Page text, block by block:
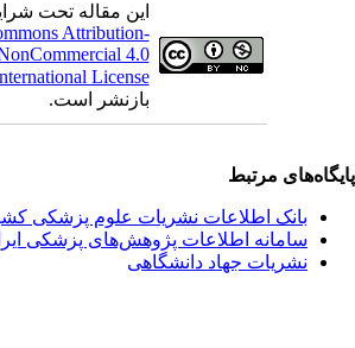
این مقاله تحت
Attribution-
NonCommercial 4.0
International License
بازنشر است.
مرتبط
بانک اطلاعات نشریات علوم پزشکی
سامانه اطلاعات پژوهش‌های پزشکی ایران
نشریات جهاد دانشگاهی